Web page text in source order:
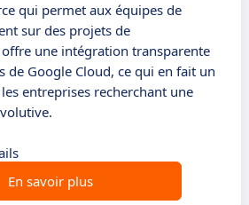
qui permet aux équipes de
sur des projets de
une intégration transparente
de Google Cloud, ce qui en fait un
entreprises recherchant une
En savoir plus